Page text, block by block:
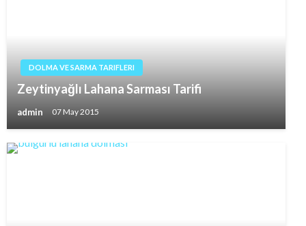
DOLMA VE SARMA TARIFLERI
Zeytinyağlı Lahana Sarması Tarifi
admin 07 May 2015